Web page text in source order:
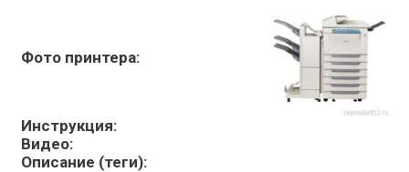
Фото принтера:
Инструкция:
Видео:
Описание (теги):